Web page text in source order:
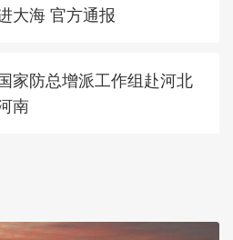
大海 官方通报
家防总增派工作组赴河北
南